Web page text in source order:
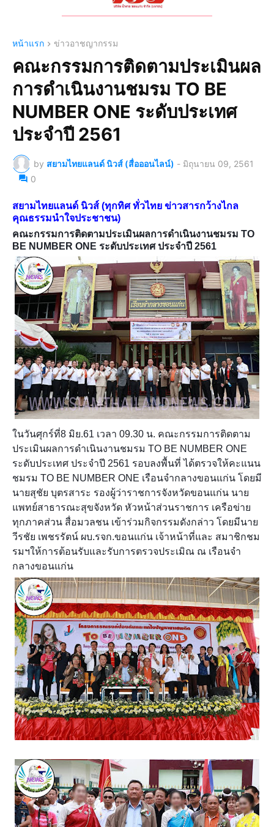
หน้าแรก ข่าวอาชญากรรม
คณะกรรมการติดตามประเมินผล
การดำเนินงานชมรม TO BE
NUMBER ONE ระดับประเทศ
ประจำปี 2561
by สยามไทยแลนด์ นิวส์ (สื่อออนไลน์) - มิถุนายน 09, 2561
0
สยามไทยแลนด์ นิวส์ (ทุกทิศ ทั่วไทย ข่าวสารกว้างไกล
คุณธรรมนำใจประชาชน)
คณะกรรมการติดตามประเมินผลการดำเนินงานชมรม TO
BE NUMBER ONE ระดับประเทศ ประจำปี 2561
ในวันศุกร์ที่8 มิย.61 เวลา 09.30 น. คณะกรรมการติดตาม
ประเมินผลการดำเนินงานชมรม TO BE NUMBER ONE
ระดับประเทศ ประจำปี 2561 รอบลงพื้นที่ ได้ตรวจให้คะแนน
ชมรม TO BE NUMBER ONE เรือนจำกลางขอนแก่น โดยมี
นายสุชัย บุตรสาระ รองผู้ว่าราชการจังหวัดขอนแก่น นาย
แพทย์สาธารณะสุขจังหวัด หัวหน้าส่วนราชการ เครือข่าย
ทุกภาคส่วน สื่อมวลชน เข้าร่วมกิจกรรมดังกล่าว โดยมีนาย
วีรชัย เพชรรัตน์ ผบ.รจก.ขอนแก่น เจ้าหน้าที่และ สมาชิกชม
รมฯให้การต้อนรับและรับการตรวจประเมิณ ณ เรือนจำ
กลางขอนแก่น